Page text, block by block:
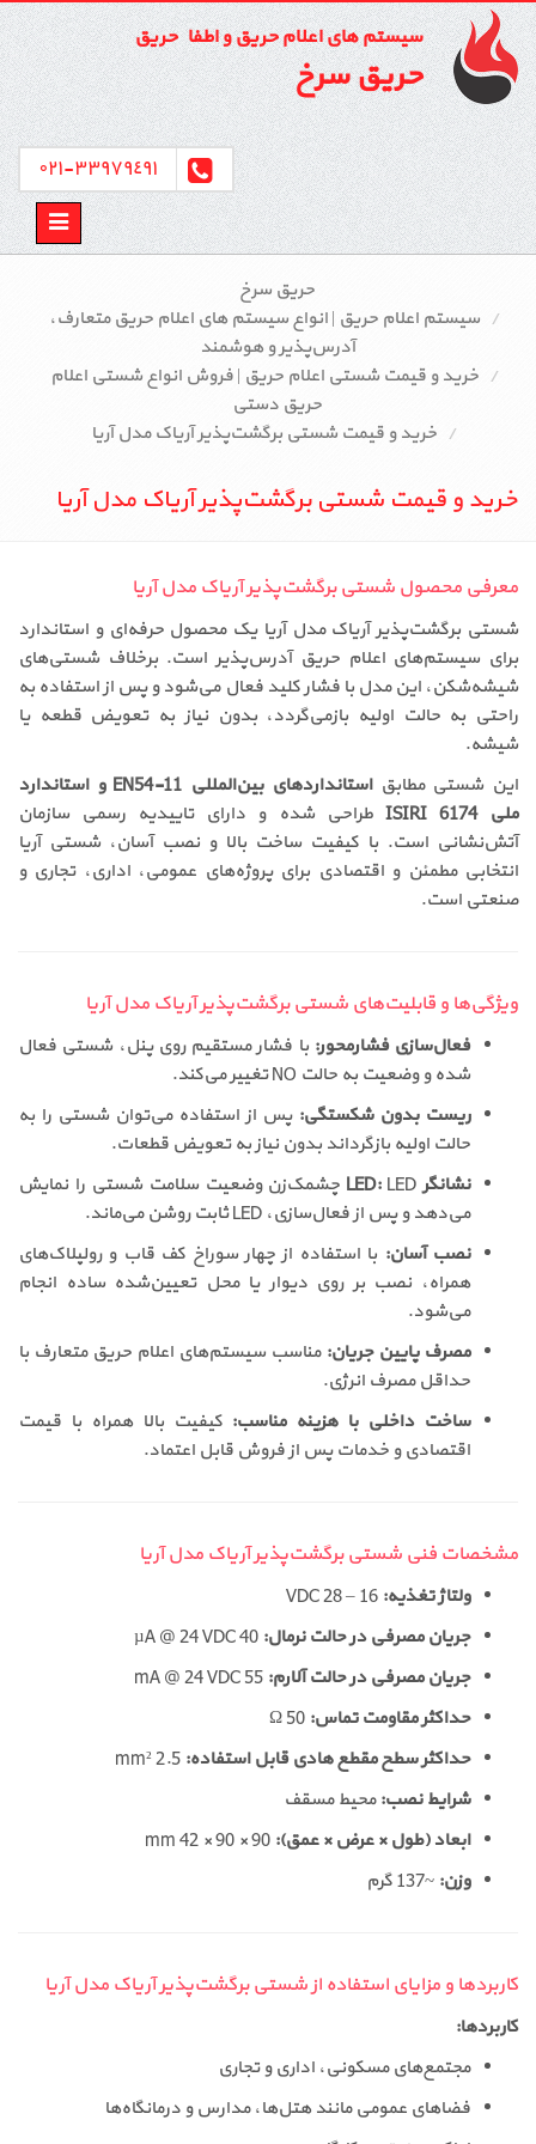
سیستم های اعلام حریق و اطفاء حریق
حریق سرخ
٣٣٩٧٩٤٩١-٠٢١
Toggle
حریق سرخ
سیستم اعلام حریق | انواع سیستم‌ های اعلام حریق متعارف،
آدرس‌پذیر و هوشمند
خرید و قیمت شستی اعلام حریق | فروش انواع شستی اعلام
حریق دستی
خرید و قیمت شستی برگشت‌پذیر آریاک مدل آریا
خرید و قیمت شستی برگشت‌پذیر آریاک مدل آریا
معرفی محصول شستی برگشت‌پذیر آریاک مدل آریا
شستی برگشت‌پذیر آریاک مدل آریا یک محصول حرفه‌ای و استاندارد
برای سیستم‌های اعلام حریق آدرس‌پذیر است. برخلاف شستی‌های
شیشه‌شکن، این مدل با فشار کلید فعال می‌شود و پس از استفاده به
راحتی به حالت اولیه بازمی‌گردد، بدون نیاز به تعویض قطعه یا
شیشه.
این شستی مطابق
استانداردهای بین‌المللی EN54-11 و استاندارد
ملی ISIRI 6174
طراحی شده و دارای تاییدیه رسمی سازمان
آتش‌نشانی است. با کیفیت ساخت بالا و نصب آسان، شستی آریا
انتخابی مطمئن و اقتصادی برای پروژه‌های عمومی، اداری، تجاری و
صنعتی است.
ویژگی‌ها و قابلیت‌های شستی برگشت‌پذیر آریاک مدل آریا
فعال‌سازی فشارمحور: با فشار مستقیم روی پنل، شستی فعال
شده و وضعیت به حالت NO تغییر می‌کند.
ریست بدون شکستگی: پس از استفاده می‌توان شستی را به
حالت اولیه بازگرداند بدون نیاز به تعویض قطعات.
نشانگر LED:
LED چشمک‌زن وضعیت سلامت شستی را نمایش
می‌دهد و پس از فعال‌سازی، LED ثابت روشن می‌ماند.
نصب آسان: با استفاده از چهار سوراخ کف قاب و رولپلاک‌های
همراه، نصب بر روی دیوار یا محل تعیین‌شده ساده انجام
می‌شود.
مصرف پایین جریان: مناسب سیستم‌های اعلام حریق متعارف با
حداقل مصرف انرژی.
ساخت داخلی با هزینه مناسب: کیفیت بالا همراه با قیمت
اقتصادی و خدمات پس از فروش قابل اعتماد.
مشخصات فنی شستی برگشت‌پذیر آریاک مدل آریا
ولتاژ تغذیه:
جریان مصرفی در حالت نرمال:
جریان مصرفی در حالت آلارم:
حداکثر مقاومت تماس:
حداکثر سطح مقطع هادی قابل استفاده:
شرایط نصب:محیط مسقف
ابعاد (طول × عرض × عمق):
وزن: ~137 گرم
کاربردها و مزایای استفاده از شستی برگشت‌پذیر آریاک مدل آریا
کاربردها:
مجتمع‌های مسکونی، اداری و تجاری
فضاهای عمومی مانند هتل‌ها، مدارس و درمانگاه‌ها